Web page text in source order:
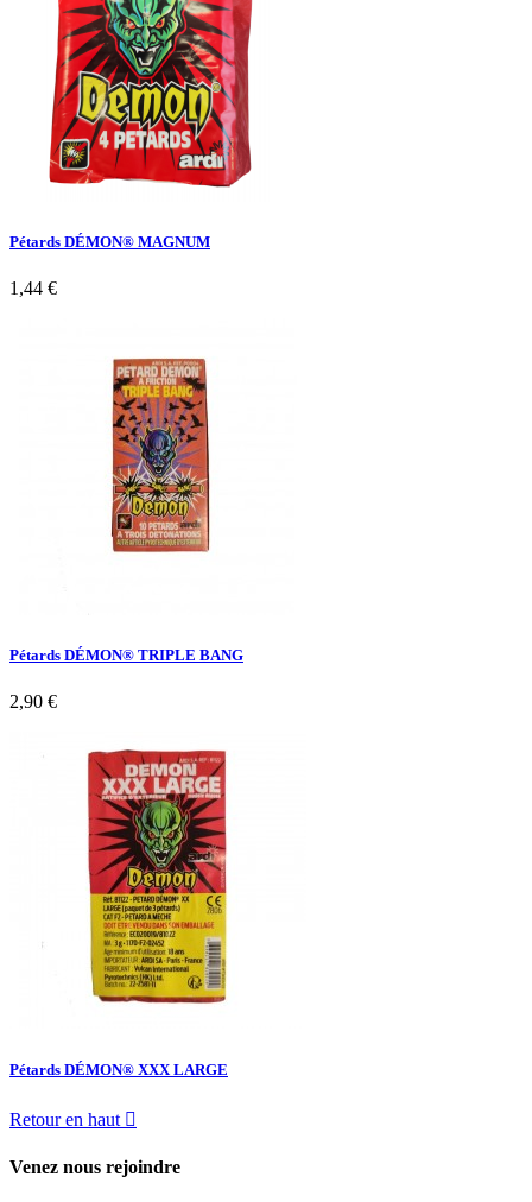
Pétards DÉMON® MAGNUM
1,44 €
Pétards DÉMON® TRIPLE BANG
2,90 €
Pétards DÉMON® XXX LARGE
Retour en haut 
Venez nous rejoindre